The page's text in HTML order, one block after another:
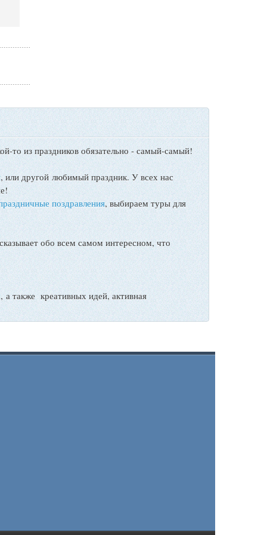
то из праздников обязательно - самый-самый!
, или другой любимый праздник. У всех нас
поздравления, выбираем туры для
обо всем самом интересном, что
креативных идей, активная